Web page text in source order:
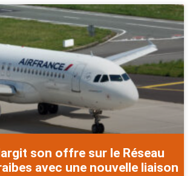
son offre sur le Réseau
avec une nouvelle liaison